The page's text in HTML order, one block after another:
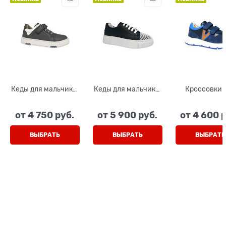
Кеды для мальчика,
шнурки/липучка
от4 750 руб.
ВЫБРАТЬ
Кеды для мальчика,
молния
от5 900 руб.
ВЫБРАТЬ
Кроссовки
липучки
от4 600
ВЫБРАТЬ